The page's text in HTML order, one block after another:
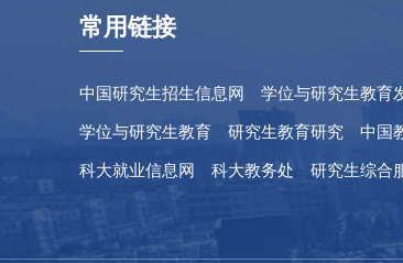
常用链接
中国研究生招生信息网 学位与研究生教育
学位与研究生教育 研究生教育研究 中国
科大就业信息网 科大教务处 研究生综合